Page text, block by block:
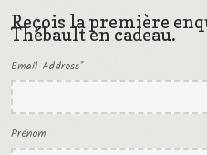
Reçois la première
Thébault en cadeau.
Email Address*
Prénom